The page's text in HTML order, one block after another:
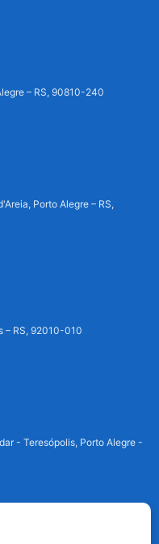
– RS, 90810-240
Porto Alegre – RS,
– RS, 92010-010
- Teresópolis, Porto Alegre -